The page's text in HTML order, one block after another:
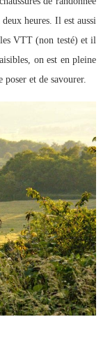
heures. Il est aussi
VTT (non testé) et il
on est en pleine
poser et de savourer.